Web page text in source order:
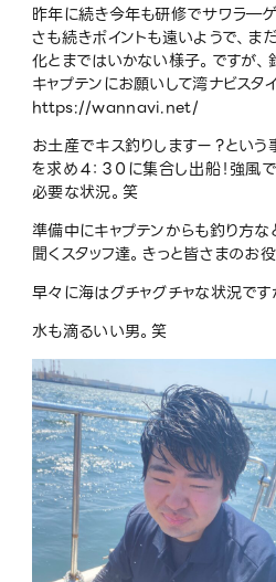
昨年に続き今年も研修でサワラ―
さも続きポイントも遠いようで、
化とまではいかない様子。ですが、
キャプテンにお願いして湾ナビスタ
https://wannavi.net/
お土産でキス釣りしますー？とい
を求め４：３０に集合し出船！強
必要な状況。笑
準備中にキャプテンからも釣り方な
聞くスタッフ達。きっと皆さまのお
早々に海はグチャグチャな状況です
水も滴るいい男。笑